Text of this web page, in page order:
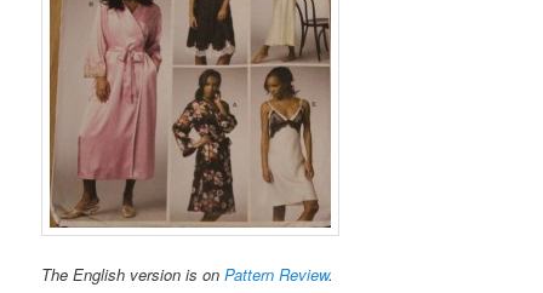
The English version is onPattern Review.